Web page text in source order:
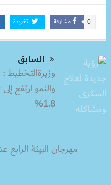
مشاركة 0 تغريدة
السابق
1.8%
مهرجان البيئة الرابع